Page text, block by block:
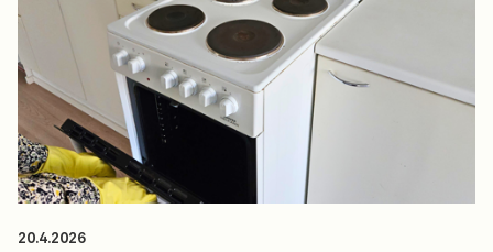
20.4.2026